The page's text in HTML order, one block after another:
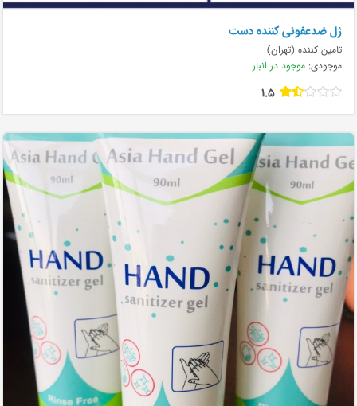
ژل ضدعفونی کننده دست
تامین کننده (تهران)
موجودی: موجود در انبار
1.5